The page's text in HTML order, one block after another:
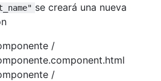
se creará una nueva
/
/